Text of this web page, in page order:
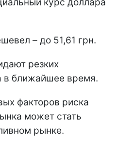
– до 51,61 грн.
резких
в ближайшее время.
факторов риска
может стать
рынке.